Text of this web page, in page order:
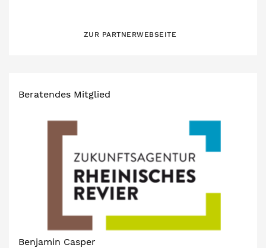
ZUR PARTNERWEBSEITE
Beratendes Mitglied
Benjamin Casper